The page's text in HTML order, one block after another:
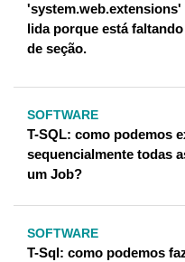
'system.web.extensions'
lida porque está
de seção.
SOFTWARE
T-SQL: como podemos
sequencialmente todas
um Job?
SOFTWARE
T-Sql: como podemos